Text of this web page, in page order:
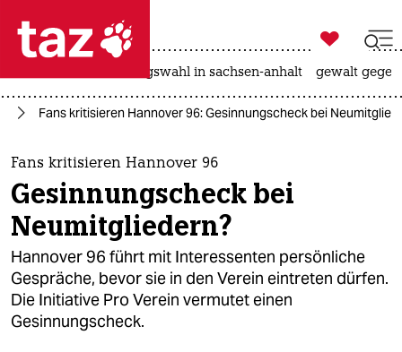
 taz zahl ich
taz zahl ich
themen
politik
öko
gesellschaft
kultur

taz zahl ich
landtagswahl in sachsen-anhalt gewalt
Fans kritisieren Hannover 96: Gesinnungscheck bei
Fans kritisieren Hannover 96
Gesinnungscheck bei
Neumitgliedern?
Hannover 96 führt mit Interessenten persönliche
Gespräche, bevor sie in den Verein eintreten dürfen.
Die Initiative Pro Verein vermutet einen
Gesinnungscheck.